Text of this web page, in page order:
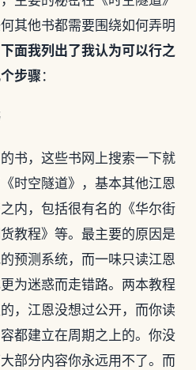
其他书都需要围绕如何弄明
下面我列出了我认为可以行之
步骤 ：
书，这些书网上搜索一下就
时空隧道》，基本其他江恩
内，包括很有名的《华尔街
教程》等。最主要的原因是
预测系统，而一味只读江恩
为迷惑而走错路。两本教程
，江恩没想过公开，而你读
都建立在周期之上的。你没
部分内容你永远用不了。而